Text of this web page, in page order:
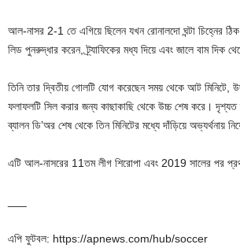
আল-নাসর 2-1 তে এগিয়ে ছিলেন যখন রোনালদো ঘন্টা চিহ্নের
লিড পুনরুদ্ধার করেন, ট্র্যাফিকের মধ্য দিয়ে এবং জালে বাম দিক
তিনি তার দ্বিতীয় গোলটি যোগ করেছেন সময় থেকে আট মিনিটে,
ফলাফলটি সিল করার জন্য কাছাকাছি থেকে উচ্চ শেষ করে। দৃশ্যত
ব্যালন ডি’অর শেষ থেকে তিন মিনিটের মধ্যে দাঁড়িয়ে অভ্যর্থনায়
এটি আল-নাসরের 11তম লীগ শিরোপা এবং 2019 সালের পর
এপি ফুটবল: https://apnews.com/hub/soccer